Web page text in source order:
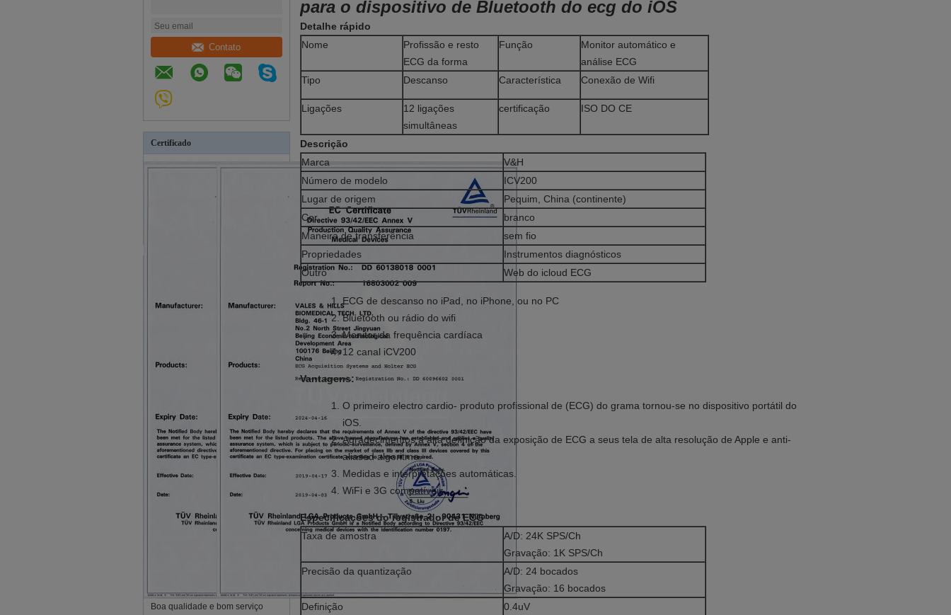
Contato
Certificado
Boa qualidade e bom serviço
para o dispositivo de Bluetooth do ecg do iOS
Detalhe rápido
Nome
Profissão e resto
ECG da forma
Função
Monitor automático e
análise ECG
Tipo
Descanso Característica Conexão de Wifi
Ligações
12 ligações
simultâneas
certificação ISO DO CE
Descrição
Marca
V&H
Número de modelo
ICV200
Lugar de origem
Pequim, China (continente)
Cor
branco
Maneira de transferência
sem fio
Propriedades
Instrumentos diagnósticos
Outro
Web do icloud ECG
ECG de descanso no iPad, no iPhone, ou no PC
Bluetooth ou rádio do wifi
Monitor da frequência cardíaca
12 canal iCV200
Vantagens:
O primeiro electro cardio- produto profissional de (ECG) do grama tornou-se no dispositivo portátil do
iOS.
Agradecimentos a alta definição da exposição de ECG a seus tela de alta resolução de Apple e anti-
aliased algoritmo.
Medidas e interpretações automáticas.
WiFi e 3G compatíveis
Especificações do registrador de ECG
Taxa de amostra
A/D: 24K SPS/Ch
Gravação: 1K SPS/Ch
Precisão da quantização
A/D: 24 bocados
Gravação: 16 bocados
Definição
0.4uV